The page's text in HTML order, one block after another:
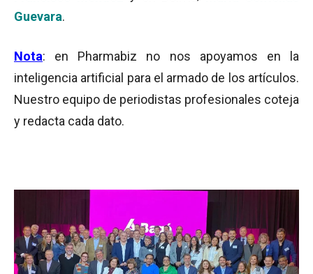
Guevara.
Nota: en Pharmabiz no nos apoyamos en la
inteligencia artificial para el armado de los artículos.
Nuestro equipo de periodistas profesionales coteja
y redacta cada dato.